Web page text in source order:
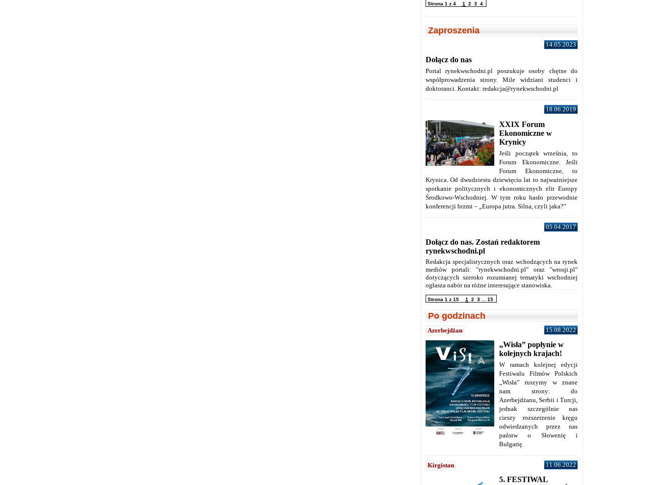
Strona 1 z 4 1 2 3 4
Zaproszenia
14.05.2023
Dołącz do nas
Portal rynekwschodni.pl poszukuje osoby chętne do
współprowadzenia strony. Mile widziani studenci i
doktoranci. Kontakt: redakcja@rynekwschodni.pl
18.06.2019
XXIX Forum
Ekonomiczne w
Krynicy
Jeśli początek września, to
Forum Ekonomiczne. Jeśli
Forum Ekonomiczne, to
Krynica. Od dwudziestu dziewięciu lat to najważniejsze
spotkanie politycznych i ekonomicznych elit Europy
Środkowo-Wschodniej. W tym roku hasło przewodnie
konferencji brzmi – „Europa jutra. Silna, czyli jaka?”
05.04.2017
Dołącz do nas. Zostań redaktorem
rynekwschodni.pl
Redakcja specjalistycznych oraz wchodzących na rynek
mediów portali: "rynekwschodni.pl" oraz "wrosji.pl"
dotyczących szeroko rozumianej tematyki wschodniej
ogłasza nabór na różne interesujące stanowiska.
Strona 1 z 15 1 2 3 15
Po godzinach
Azerbejdżan 15.08.2022
„Wisła” popłynie w
kolejnych krajach!
W ramach kolejnej edycji
Festiwalu Filmów Polskich
„Wisła” ruszymy w znane
nam strony: do
Azerbejdżanu, Serbii i Turcji,
jednak szczególnie nas
cieszy rozszerzenie kręgu
odwiedzanych przez nas
państw o Słowenię i
Bułgarię.
Kirgistan 11.06.2022
5. FESTIWAL